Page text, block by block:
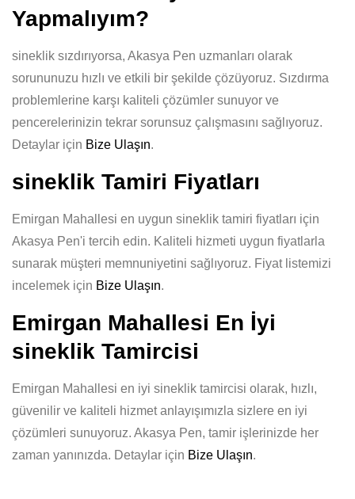
Yapmalıyım?
sineklik sızdırıyorsa, Akasya Pen uzmanları olarak
sorununuzu hızlı ve etkili bir şekilde çözüyoruz. Sızdırma
problemlerine karşı kaliteli çözümler sunuyor ve
pencerelerinizin tekrar sorunsuz çalışmasını sağlıyoruz.
Detaylar için Bize Ulaşın.
sineklik Tamiri Fiyatları
Emirgan Mahallesi en uygun sineklik tamiri fiyatları için
Akasya Pen'i tercih edin. Kaliteli hizmeti uygun fiyatlarla
sunarak müşteri memnuniyetini sağlıyoruz. Fiyat listemizi
incelemek için Bize Ulaşın.
Emirgan Mahallesi En İyi
sineklik Tamircisi
Emirgan Mahallesi en iyi sineklik tamircisi olarak, hızlı,
güvenilir ve kaliteli hizmet anlayışımızla sizlere en iyi
çözümleri sunuyoruz. Akasya Pen, tamir işlerinizde her
zaman yanınızda. Detaylar için Bize Ulaşın.